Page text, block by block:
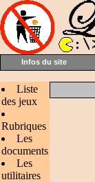
Infos du site
Liste
des jeux
Rubriques
Les
documents
Les
utilitaires